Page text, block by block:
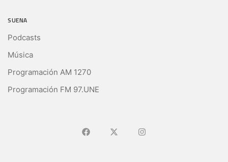
SUENA
Podcasts
Música
Programación AM 1270
Programación FM 97.UNE
Ir a FacebookIr a X (Ex-Twitter)
Ir a